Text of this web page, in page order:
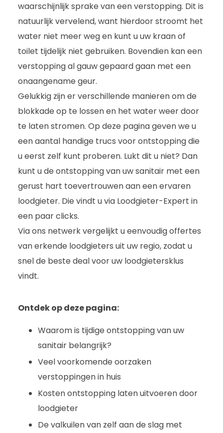
waarschijnlijk sprake van een verstopping. Dit is
natuurlijk vervelend, want hierdoor stroomt het
water niet meer weg en kunt u uw kraan of
toilet tijdelijk niet gebruiken. Bovendien kan een
verstopping al gauw gepaard gaan met een
onaangename geur.
Gelukkig zijn er verschillende manieren om de
blokkade op te lossen en het water weer door
te laten stromen. Op deze pagina geven we u
een aantal handige trucs voor ontstopping die
u eerst zelf kunt proberen. Lukt dit u niet? Dan
kunt u de ontstopping van uw sanitair met een
gerust hart toevertrouwen aan een ervaren
loodgieter. Die vindt u via Loodgieter-Expert in
een paar clicks.
Via ons netwerk vergelijkt u eenvoudig offertes
van erkende loodgieters uit uw regio, zodat u
snel de beste deal voor uw loodgietersklus
vindt.
Ontdek op deze pagina:
Waarom is tijdige ontstopping van uw
sanitair belangrijk?
Veel voorkomende oorzaken
verstoppingen in huis
Kosten ontstopping laten uitvoeren door
loodgieter
De valkuilen van zelf aan de slag met